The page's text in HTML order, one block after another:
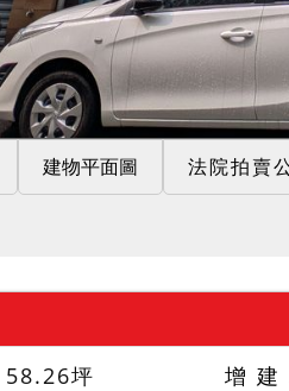
建物平面圖 法院拍賣
58.26坪
增 建